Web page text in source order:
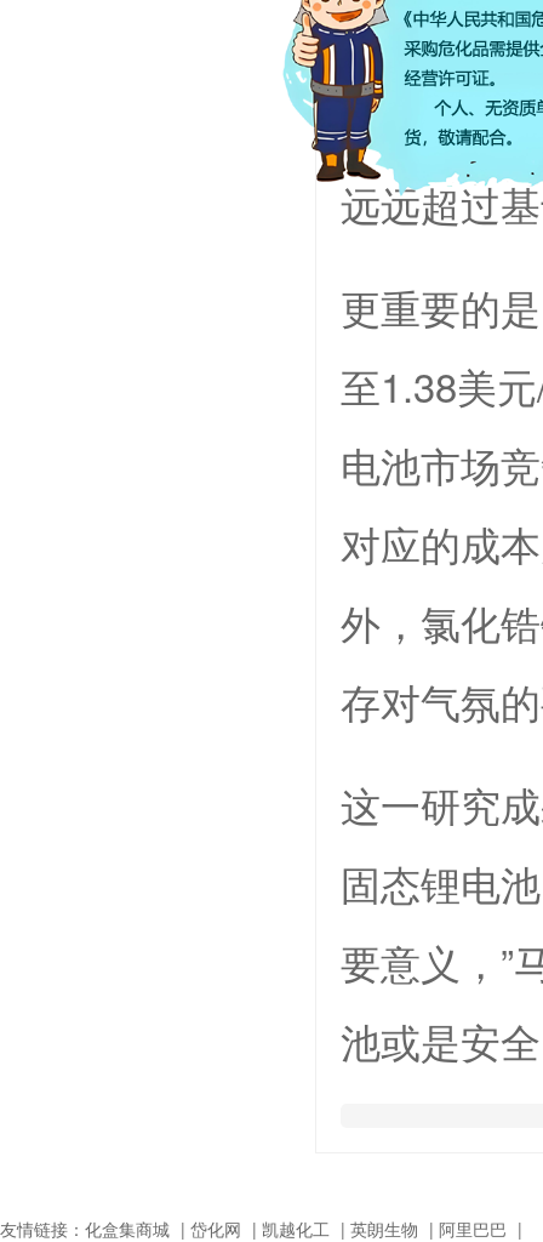
的相容性
固态电解
远远超过
更重要的
至1.38美
电池市场
对应的成
外，氯化
存对气氛
这一研究
固态锂电
要意义，”
池或是安
友情链接： 化盒集商城 | 岱化网 | 凯越化工 | 英朗生物 | 阿里巴巴 |